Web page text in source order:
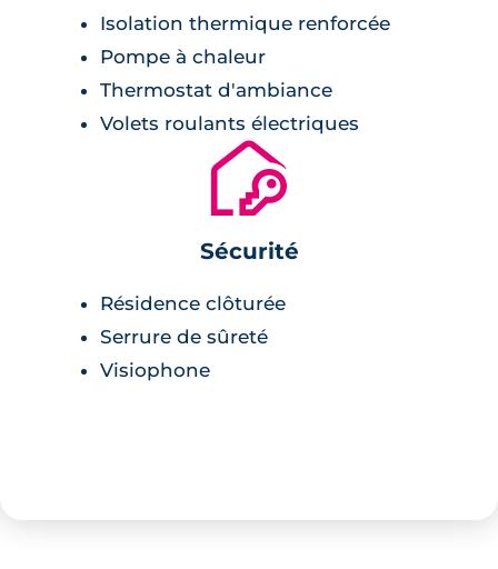
Isolation thermique renforcée
Pompe à chaleur
Thermostat d'ambiance
Volets roulants électriques
🔐
Sécurité
Résidence clôturée
Serrure de sûreté
Visiophone